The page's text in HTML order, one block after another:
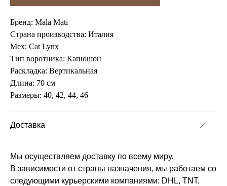
Бренд: Mala Mati
Страна производства: Италия
Мех: Cat Lynx
Тип воротника: Капюшон
Раскладка: Вертикальная
Длина: 70 см
Размеры: 40, 42, 44, 46
Доставка
Мы осуществляем доставку по всему миру.
В зависимости от страны назначения, мы работаем со
следующими курьерскими компаниями: DHL, TNT,